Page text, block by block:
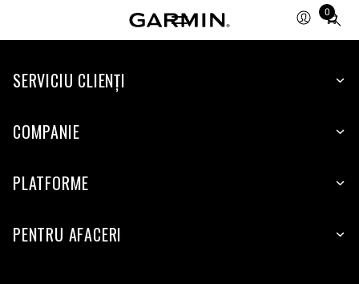
0
Total
items
cart:
SERVICIU CLIENŢI
COMPANIE
PLATFORME
PENTRU AFACERI